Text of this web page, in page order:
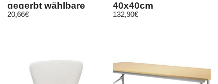
gegerbt wählbare
Größe
20,66€
40x40cm
132,90€